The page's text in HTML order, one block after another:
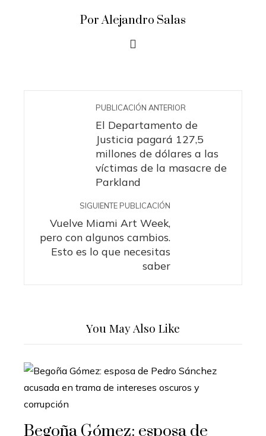
Por Alejandro Salas
PUBLICACIÓN ANTERIOR
El Departamento de
Justicia pagará 127,5
millones de dólares a las
víctimas de la masacre de
Parkland
SIGUIENTE PUBLICACIÓN
Vuelve Miami Art Week,
pero con algunos cambios.
Esto es lo que necesitas
saber
You May Also Like
Begoña Gómez: esposa de